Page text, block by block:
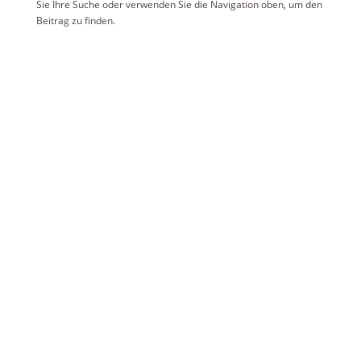
Sie Ihre Suche oder verwenden Sie die Navigation oben, um den
Beitrag zu finden.